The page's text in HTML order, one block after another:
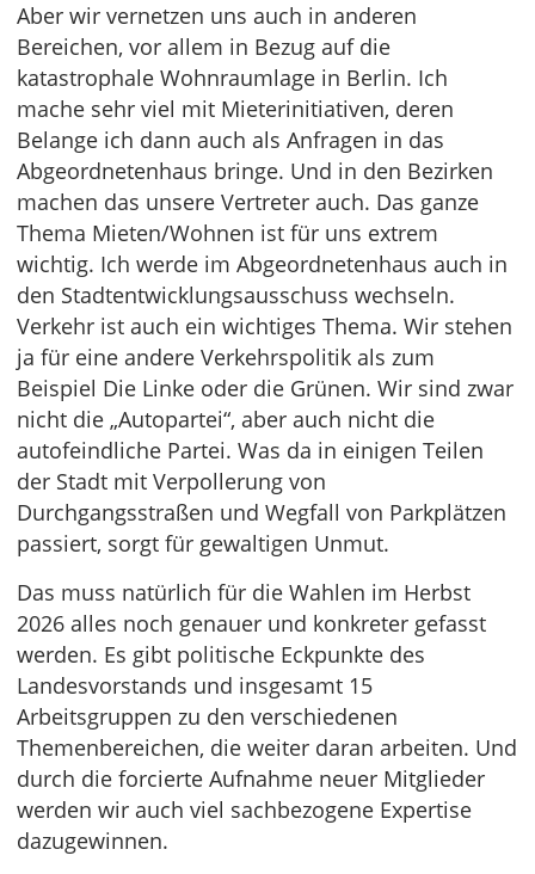
Aber wir vernetzen uns auch in anderen
Bereichen, vor allem in Bezug auf die
katastrophale Wohnraumlage in Berlin. Ich
mache sehr viel mit Mieterinitiativen, deren
Belange ich dann auch als Anfragen in das
Abgeordnetenhaus bringe. Und in den Bezirken
machen das unsere Vertreter auch. Das ganze
Thema Mieten/Wohnen ist für uns extrem
wichtig. Ich werde im Abgeordnetenhaus auch in
den Stadtentwicklungsausschuss wechseln.
Verkehr ist auch ein wichtiges Thema. Wir stehen
ja für eine andere Verkehrspolitik als zum
Beispiel Die Linke oder die Grünen. Wir sind zwar
nicht die „Autopartei“, aber auch nicht die
autofeindliche Partei. Was da in einigen Teilen
der Stadt mit Verpollerung von
Durchgangsstraßen und Wegfall von Parkplätzen
passiert, sorgt für gewaltigen Unmut.
Das muss natürlich für die Wahlen im Herbst
2026 alles noch genauer und konkreter gefasst
werden. Es gibt politische Eckpunkte des
Landesvorstands und insgesamt 15
Arbeitsgruppen zu den verschiedenen
Themenbereichen, die weiter daran arbeiten. Und
durch die forcierte Aufnahme neuer Mitglieder
werden wir auch viel sachbezogene Expertise
dazugewinnen.